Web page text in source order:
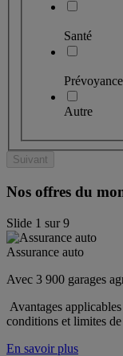
Santé
Prévoyance
Autre
Suivant
Nos offres du
Slide 1 sur9
Assurance auto
Avec 3 900 garages
Avantages
conditions et limites
En savoir plus